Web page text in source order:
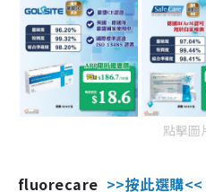
點擊圖
fluorecare >>按此選購<<